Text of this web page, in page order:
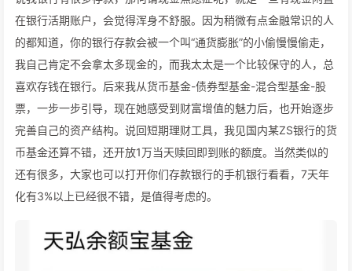
在银行活期账户，会觉得浑身不舒服。因为稍微有点金融常识的人
的都知道，你的银行存款会被一个叫“通货膨胀”的小偷慢慢偷走，
我自己肯定不会拿太多现金的，而我太太是一个比较保守的人，总
喜欢存钱在银行。后来我从货币基金-债券型基金-混合型基金-股
票，一步一步引导，现在她感受到财富增值的魅力后，也开始逐步
完善自己的资产结构。说回短期理财工具，我见国内某ZS银行的货
币基金还算不错，还开放1万当天赎回即到账的额度。当然类似的
还有很多，大家也可以打开你们存款银行的手机银行看看，7天年
化有3%以上已经很不错，是值得考虑的。